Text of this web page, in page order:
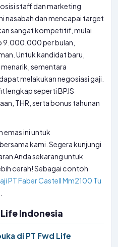
staff dan marketing
nasabah dan mencapai target
sangat kompetitif, mulai
9.000.000 per bulan,
Untuk kandidat baru,
sementara
melakukan negosiasi gaji.
lengkap seperti BPJS
THR, serta bonus tahunan
emas ini untuk
kami. Segera kunjungi
Anda sekarang untuk
cerah! Sebagai contoh
PT Faber Castell Mm2100 Tu
Indonesia
di PT Fwd Life